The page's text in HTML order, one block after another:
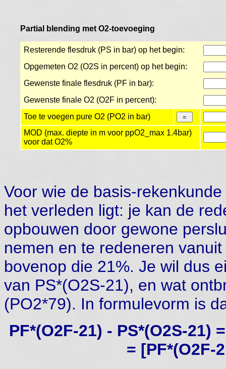
Partial blending met O2-toevoeging
Resterende flesdruk (PS in bar) op het begin:
Opgemeten O2 (O2S in percent) op het begin:
Gewenste finale flesdruk (PF in bar):
Gewenste finale O2 (O2F in percent):
Toe te voegen pure O2 (PO2 in bar)
MOD (max. diepte in m voor ppO2_max 1.4bar)
voor dat O2%
Voor wie de basis-
het verleden ligt: je kan de
opbouwen door gewone
nemen en te redeneren
bovenop die 21%. Je wil dus
van PS*(O2S-21), en wat
(PO2*79). In formulevorm is
PF*(O2F-21) - PS*(O2S-21)
= [PF*(O2F-